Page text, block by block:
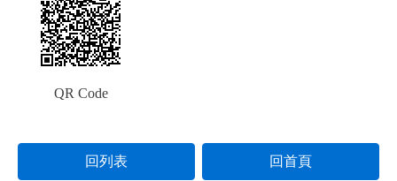
QR Code
回列表 回首頁